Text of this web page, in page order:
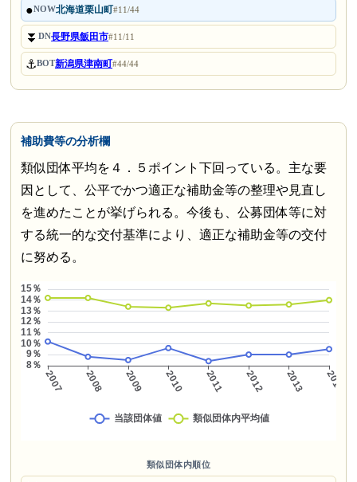
●NOW北海道栗山町#11/44
⏬DN長野県飯田市#11/11
⚓BOT新潟県津南町#44/44
補助費等の分析欄
類似団体平均を４．５ポイント下回っている。主な要
因として、公平でかつ適正な補助金等の整理や見直し
を進めたことが挙げられる。今後も、公募団体等に対
する統一的な交付基準により、適正な補助金等の交付
に努める。
類似団体内順位